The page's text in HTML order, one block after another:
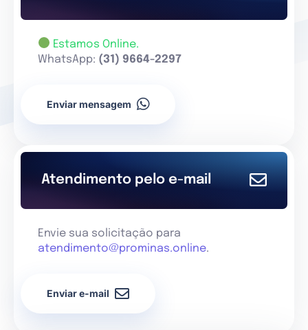
Estamos Online.
WhatsApp: (31) 9664-2297
Enviar mensagem
Atendimento pelo e-mail
Envie sua solicitação para
atendimento@prominas.online.
Enviar e-mail